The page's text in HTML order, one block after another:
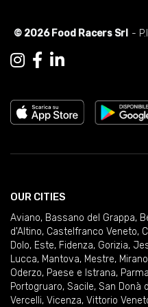
© 2026 Food Racers Srl -
OUR CITIES
Aviano, Bassano del Grappa,
d'Altino, Castelfranco Veneto,
Dolo, Este, Fidenza, Gorizia,
Lucca, Mantova, Mestre, Mirano
Oderzo, Paese e Istrana, Parma
Portogruaro, Sacile, San Donà
Vercelli, Vicenza, Vittorio